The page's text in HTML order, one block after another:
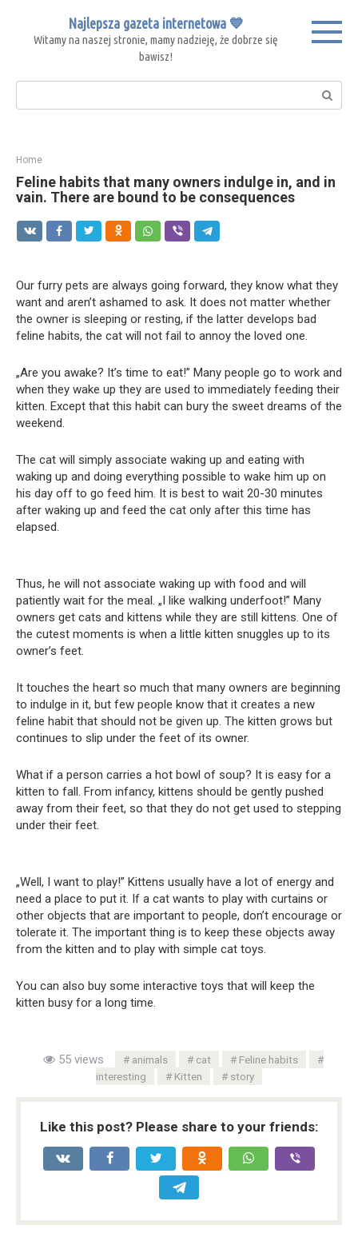
content
Najlepsza gazeta internetowa 💙
Witamy na naszej stronie, mamy nadzieję, że dobrze się
bawisz!
Search:
Home
Feline habits that many owners indulge in, and in
vain. There are bound to be consequences
Our furry pets are always going forward, they know what they
want and aren’t ashamed to ask. It does not matter whether
the owner is sleeping or resting, if the latter develops bad
feline habits, the cat will not fail to annoy the loved one.
„Are you awake? It’s time to eat!” Many people go to work and
when they wake up they are used to immediately feeding their
kitten. Except that this habit can bury the sweet dreams of the
weekend.
The cat will simply associate waking up and eating with
waking up and doing everything possible to wake him up on
his day off to go feed him. It is best to wait 20-30 minutes
after waking up and feed the cat only after this time has
elapsed.
Thus, he will not associate waking up with food and will
patiently wait for the meal. „I like walking underfoot!” Many
owners get cats and kittens while they are still kittens. One of
the cutest moments is when a little kitten snuggles up to its
owner’s feet.
It touches the heart so much that many owners are beginning
to indulge in it, but few people know that it creates a new
feline habit that should not be given up. The kitten grows but
continues to slip under the feet of its owner.
What if a person carries a hot bowl of soup? It is easy for a
kitten to fall. From infancy, kittens should be gently pushed
away from their feet, so that they do not get used to stepping
under their feet.
„Well, I want to play!” Kittens usually have a lot of energy and
need a place to put it. If a cat wants to play with curtains or
other objects that are important to people, don’t encourage or
tolerate it. The important thing is to keep these objects away
from the kitten and to play with simple cat toys.
You can also buy some interactive toys that will keep the
kitten busy for a long time.
55 views animals cat
Feline habits
interesting
Kitten story
Like this post? Please share to your friends: